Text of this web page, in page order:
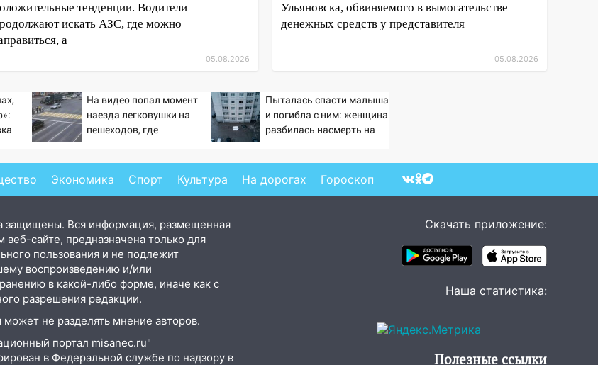
тенденции. Водители
искать АЗС, где можно
а
05.08.2026
Ульяновска, обвиняемого в вымогательстве
денежных средств у представителя
05.08.2026
На видео попал момент
наезда легковушки на
пешеходов, где
06/08/2026 – Новости
Пыталась спасти малыша
и погибла с ним: женщина
разбилась насмерть на
Экономика Спорт Культура На дорогах Гороскоп
защищены. Вся информация, размещенная
веб-сайте, предназначена только для
пользования и не подлежит
воспроизведению и/или
в какой-либо форме, иначе как с
разрешения редакции.
может не разделять мнение авторов.
портал misanec.ru"
в Федеральной службе по надзору в
Скачать приложение:
Наша статистика:
Полезные ссылки